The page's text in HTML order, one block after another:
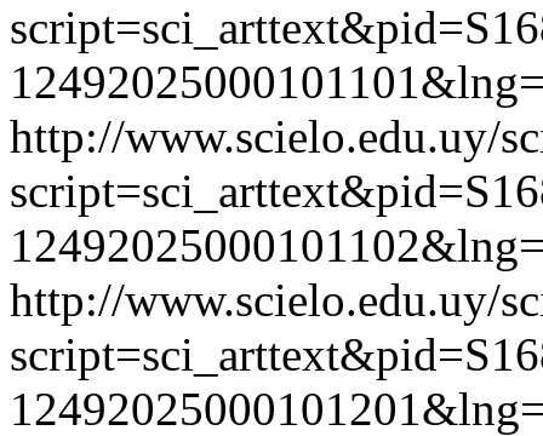
http://www.scielo.edu.uy/
http://www.scielo.edu.uy/